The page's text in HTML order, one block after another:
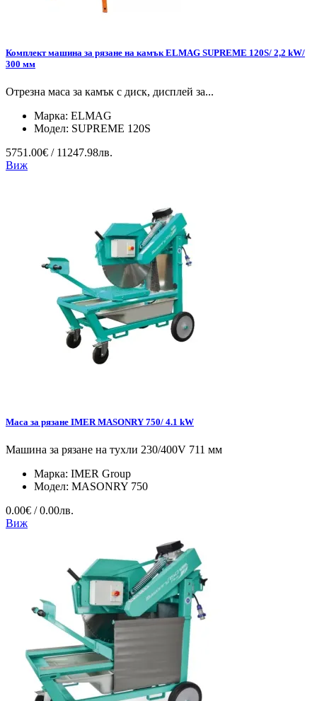
Комплект машина за рязане на камък ELMAG SUPREME 120S/ 2,2 kW/
300 мм
Отрезна маса за камък с диск, дисплей за...
Марка: ELMAG
Модел: SUPREME 120S
5751.00€ / 11247.98лв.
Виж
Маса за рязане IMER MASONRY 750/ 4.1 kW
Машина за рязане на тухли 230/400V 711 мм
Марка: IMER Group
Модел: MASONRY 750
0.00€ / 0.00лв.
Виж